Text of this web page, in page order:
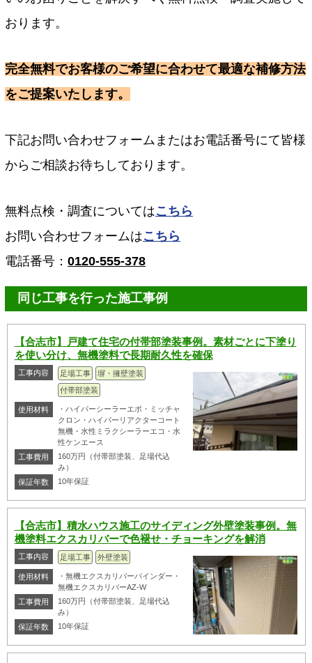
おります。
完全無料でお客様のご希望に合わせて最適な補修方法
をご提案いたします。
下記お問い合わせフォームまたはお電話番号にて皆様
からご相談お待ちしております。
無料点検・調査についてはこちら
お問い合わせフォームはこちら
電話番号： 0120-555-378
同じ工事を行った施工事例
【合志市】戸建て住宅の付帯部塗装事例。素材ごとに下塗り
を使い分け、無機塗料で長期耐久性を確保
工事内容 足場工事
塀・擁壁塗装
付帯部塗装
使用材料
・ハイパーシーラーエポ・ミッチャ
クロン・ハイパーリアクターコート
無機・水性ミラクシーラーエコ・水
性ケンエース
工事費用
160万円（付帯部塗装、足場代込
み）
保証年数
10年保証
【合志市】積水ハウス施工のサイディング外壁塗装事例。無
機塗料エクスカリバーで色褪せ・チョーキングを解消
工事内容 足場工事 外壁塗装
使用材料
・無機エクスカリバーバインダー・
無機エクスカリバーAZ-W
工事費用
160万円（付帯部塗装、足場代込
み）
保証年数
10年保証